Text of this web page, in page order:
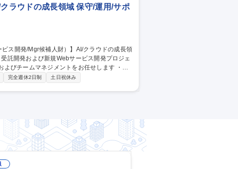
ラウドの成長領域 保守/運用/サポ
チームマネジメントをお任せします ・受
ド技術を活用したWebサービスの開発マネジ
完全週休2日制 土日祝休み